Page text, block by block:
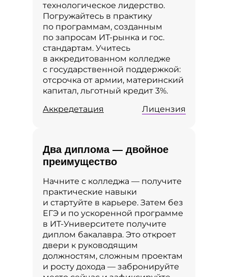
Лицензия
технологическое лидерство.
Погружайтесь в практику
по программам, созданным
по запросам ИТ-рынка и гос.
стандартам. Учитесь
в аккредитованном колледже
с государственной поддержкой:
отсрочка от армии, материнский
капитал, льготный кредит 3%.
Аккредетация
Два диплома — двойное
преимущество
Начните с колледжа — получите
практические навыки
и стартуйте в карьере. Затем без
ЕГЭ и по ускоренной программе
в ИТ‑Университете получите
диплом бакалавра. Это откроет
двери к руководящим
должностям, сложным проектам
и росту дохода — забронируйте